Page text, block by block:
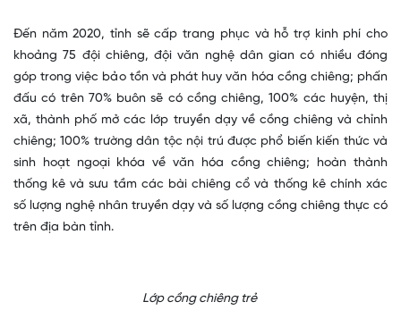
Đến năm 2020, tỉnh sẽ cấp trang phục và hỗ trợ kinh phí cho
khoảng 75 đội chiêng, đội văn nghệ dân gian có nhiều đóng
góp trong việc bảo tồn và phát huy văn hóa cồng chiêng; phấn
đấu có trên 70% buôn sẽ có cồng chiêng, 100% các huyện, thị
xã, thành phố mở các lớp truyền dạy về cồng chiêng và chỉnh
chiêng; 100% trường dân tộc nội trú được phổ biến kiến thức và
sinh hoạt ngoại khóa về văn hóa cồng chiêng; hoàn thành
thống kê và sưu tầm các bài chiêng cổ và thống kê chính xác
số lượng nghệ nhân truyền dạy và số lượng cồng chiêng thực có
trên địa bàn tỉnh.
Lớp cồng chiêng trẻ